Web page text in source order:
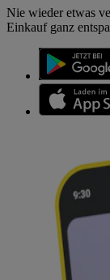
Nie wieder etwas
Einkauf ganz